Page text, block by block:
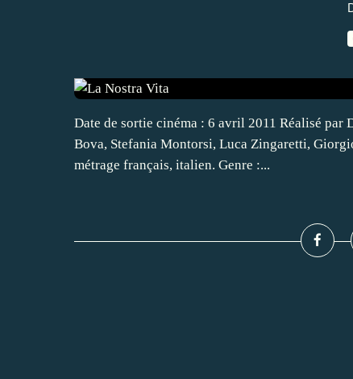
Date de sortie cinéma : 6 avril 2011 Réalisé par
Bova, Stefania Montorsi, Luca Zingaretti,
métrage français, italien. Genre :...